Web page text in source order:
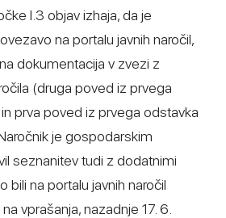
I.3 objav izhaja, da je
na portalu javnih naročil,
dokumentacija v zvezi z
(druga poved iz prvega
prva poved iz prvega odstavka
je gospodarskim
seznanitev tudi z dodatnimi
bili na portalu javnih naročil
vprašanja, nazadnje 17. 6.